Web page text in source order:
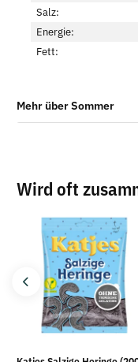
Salz:
Energie:
Fett:
Mehr über Sommer
Wird oft